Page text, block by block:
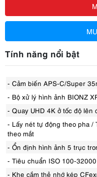
Tính năng nổi bật
- Cảm biến APS-C/Super
- Bộ xử lý hình ảnh BIONZ
- Quay UHD 4K ở tốc độ
- Lấy nét tự động theo pha /
theo mắt
- Ổn định hình ảnh 5 trục
- Tiêu chuẩn ISO 100-
- Khe cắm thẻ nhớ kép